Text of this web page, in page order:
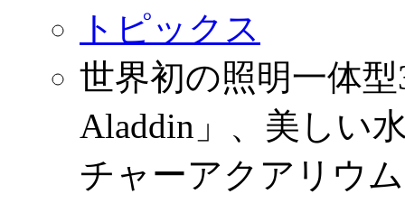
トピックス
世界初の照明一体
Aladdin」、美しい
チャーアクアリウ